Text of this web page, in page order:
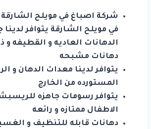
شركة اصباغ في مويلح
في مويلح الشارقة يتوافر لدينا
الدهانات العاديه و القطيفه و
دهانات مشبحه
يتوافر لدينا معدات الدهان و
المستورده من الخارج
يتوافر رسومات جاهزه
الاطفال ممتازه و رائعه
دهانات قابله للتنظيف و